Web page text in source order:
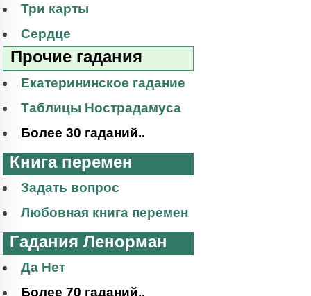
Три карты
Сердце
Прочие гадания
Екатерининское гадание
Таблицы Нострадамуса
Более 30 гаданий..
Книга перемен
Задать вопрос
Любовная книга перемен
Гадания Ленорман
Да Нет
Более 70 гаданий..